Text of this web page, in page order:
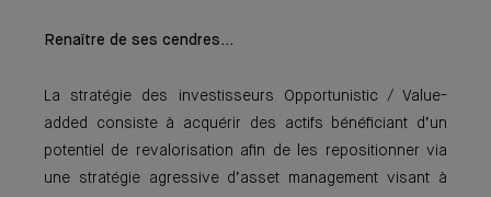
Renaître de ses cendres…
La stratégie des investisseurs Opportunistic / Value-
added consiste à acquérir des actifs bénéficiant d’un
potentiel de revalorisation afin de les repositionner via
une stratégie agressive d’asset management visant à